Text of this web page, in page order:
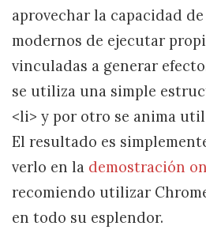
aprovechar la capacidad
modernos de ejecutar
vinculadas a generar
se utiliza una simple
<li> y por otro se anima
El resultado es
verlo en la demostración
recomiendo utilizar
en todo su esplendor.